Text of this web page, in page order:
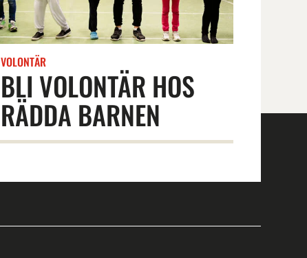
BLI VOLONTÄR HOS
RÄDDA BARNEN
VOLONTÄR